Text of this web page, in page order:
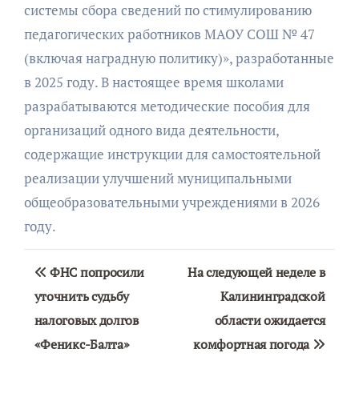
системы сбора сведений по стимулированию
педагогических работников МАОУ СОШ № 47
(включая наградную политику)», разработанные
в 2025 году. В настоящее время школами
разрабатываются методические пособия для
организаций одного вида деятельности,
содержащие инструкции для самостоятельной
реализации улучшений муниципальными
общеобразовательными учреждениями в 2026
году.
Навигация
по
записям
ФНС попросили
уточнить судьбу
налоговых долгов
«Феникс-Балта»
На следующей неделе в
Калининградской
области ожидается
комфортная погода